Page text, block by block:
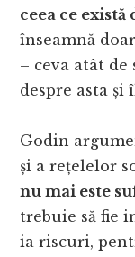
ceea ce există
înseamnă
– ceva atât
despre asta și
Godin
și a rețelelor
nu mai este
trebuie să fie
ia riscuri,